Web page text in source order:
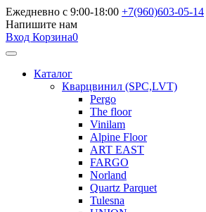
Ежедневно с 9:00-18:00 +7(960)603-05-14
Напишите нам
Вход Корзина0
Каталог
Кварцвинил (SPC,LVT)
Pergo
The floor
Vinilam
Alpine Floor
ART EAST
FARGO
Norland
Quartz Parquet
Tulesna